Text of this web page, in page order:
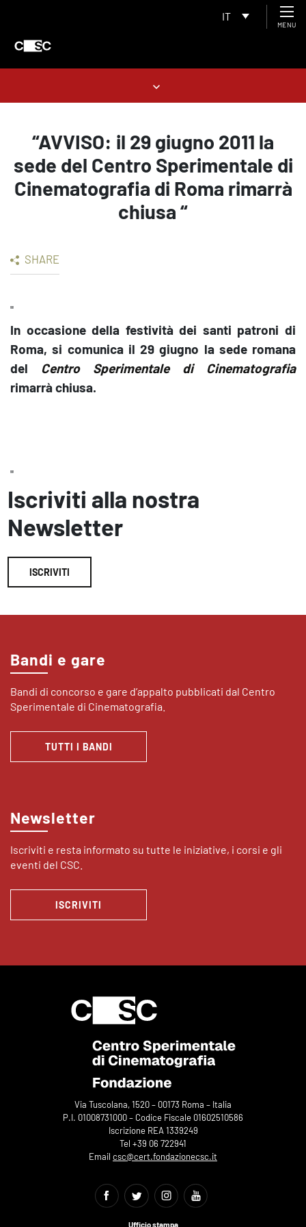
IT
MENU
“AVVISO: il 29 giugno 2011 la
sede del Centro Sperimentale di
Cinematografia di Roma rimarrà
chiusa “
SHARE
"
In occasione della festività dei santi patroni di
Roma, si comunica il 29 giugno la sede romana
del Centro Sperimentale di Cinematografia
rimarrà chiusa.
"
Iscriviti alla nostra
Newsletter
ISCRIVITI
Bandi e gare
Bandi di concorso e gare d’appalto pubblicati dal Centro
Sperimentale di Cinematografia.
TUTTI I BANDI
Newsletter
Iscriviti e resta informato su tutte le iniziative, i corsi e gli
eventi del CSC.
ISCRIVITI
Via Tuscolana, 1520 – 00173 Roma – Italia
P.I. 01008731000 – Codice Fiscale 01602510586
Iscrizione REA 1339249
Tel +39 06 722941
Email csc@cert.fondazionecsc.it
Ufficio stampa